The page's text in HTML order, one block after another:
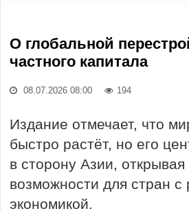
О глобальной
частного капитала
08.07.2026 08:00 194
Издание отмечает, что
быстро растёт, но его
в сторону Азии,
возможности для стран
экономикой.